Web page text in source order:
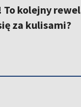
To kolejny
za kulisami?